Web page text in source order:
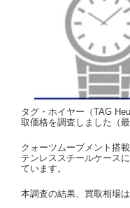
タグ・ホイヤー（TAG
取価格を調査しました（
クォーツムーブメント搭
テンレススチールケース
ています。
本調査の結果、買取相場は